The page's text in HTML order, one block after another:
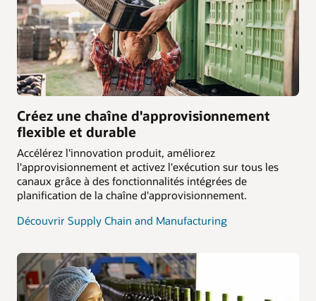
Créez une chaîne d'approvisionnement
flexible et durable
Accélérez l'innovation produit, améliorez
l'approvisionnement et activez l'exécution sur tous les
canaux grâce à des fonctionnalités intégrées de
planification de la chaîne d'approvisionnement.
Découvrir Supply Chain and Manufacturing